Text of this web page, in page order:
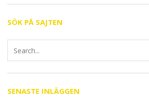
SÖK PÅ SAJTEN
SENASTE INLÄGGEN